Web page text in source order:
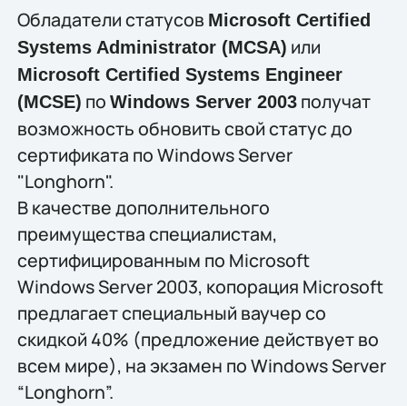
Обладатели статусов Microsoft Certified
Systems Administrator (MCSA) или
Microsoft Certified Systems Engineer
(MCSE) по Windows Server 2003получат
возможность обновить свой статус до
сертификата по Windows Server
"Longhorn".
В качестве дополнительного
преимущества специалистам,
сертифицированным по Microsoft
Windows Server 2003, копорация Microsoft
предлагает специальный ваучер со
скидкой 40% (предложение действует во
всем мире), на экзамен по Windows Server
“Longhorn”.